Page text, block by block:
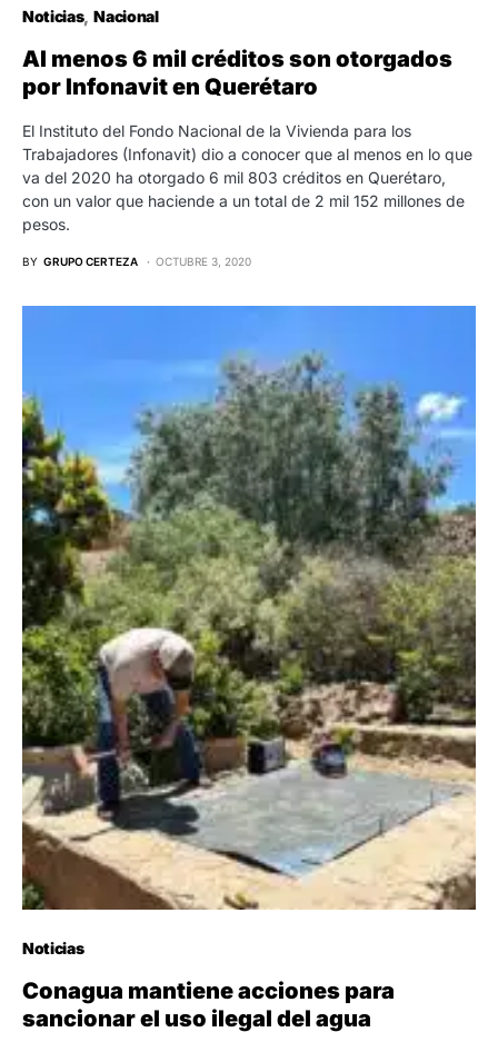
Noticias Nacional
Al menos 6 mil créditos son otorgados
por Infonavit en Querétaro
El Instituto del Fondo Nacional de la Vivienda para los
Trabajadores (Infonavit) dio a conocer que al menos en lo que
va del 2020 ha otorgado 6 mil 803 créditos en Querétaro,
con un valor que haciende a un total de 2 mil 152 millones de
pesos.
BY GRUPO CERTEZA OCTUBRE 3, 2020
Noticias
Conagua mantiene acciones para
sancionar el uso ilegal del agua